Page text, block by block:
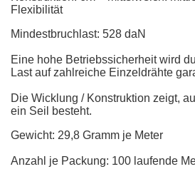
Flexibilität
Mindestbruchlast: 528 daN
Eine hohe Betriebssicherheit wird
Last auf zahlreiche Einzeldrähte
Die Wicklung / Konstruktion zeigt,
ein Seil besteht.
Gewicht: 29,8 Gramm je Meter
Anzahl je Packung: 100 laufende